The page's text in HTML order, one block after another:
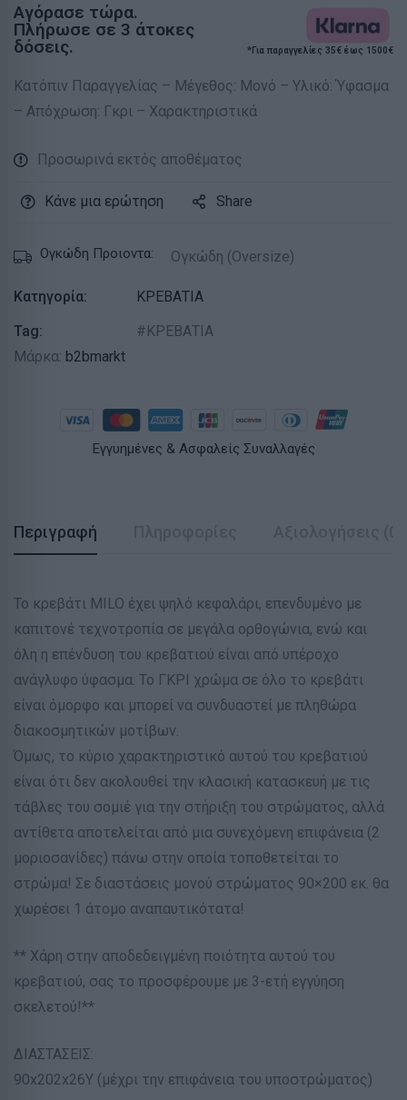
Αγόρασε τώρα.
Πλήρωσε σε 3 άτοκες
δόσεις.
*Για παραγγελίες 35€ έως 1500€
Κατόπιν Παραγγελίας – Μέγεθος: Μονό – Υλικό: Ύφασμα
– Απόχρωση: Γκρι – Χαρακτηριστικά
Προσωρινά εκτός αποθέματος
Κάνε μια ερώτηση Share
Ογκώδη Προιοντα: Ογκώδη (Oversize)
Κατηγορία:
ΚΡΕΒΑΤΙΑ
Tag:
ΚΡΕΒΑΤΙΑ
Μάρκα: b2bmarkt
Εγγυημένες & Ασφαλείς Συναλλαγές
Περιγραφή
Το κρεβάτι MILO έχει ψηλό κεφαλάρι, επενδυμένο με
καπιτονέ τεχνοτροπία σε μεγάλα ορθογώνια, ενώ και
όλη η επένδυση του κρεβατιού είναι από υπέροχο
ανάγλυφο ύφασμα. Το ΓΚΡΙ χρώμα σε όλο το κρεβάτι
είναι όμορφο και μπορεί να συνδυαστεί με πληθώρα
διακοσμητικών μοτίβων.
Όμως, το κύριο χαρακτηριστικό αυτού του κρεβατιού
είναι ότι δεν ακολουθεί την κλασική κατασκευή με τις
τάβλες του σομιέ για την στήριξη του στρώματος, αλλά
αντίθετα αποτελείται από μια συνεχόμενη επιφάνεια (2
μοριοσανίδες) πάνω στην οποία τοποθετείται το
στρώμα! Σε διαστάσεις μονού στρώματος 90×200 εκ. θα
χωρέσει 1 άτομο αναπαυτικότατα!
** Χάρη στην αποδεδειγμένη ποιότητα αυτού του
κρεβατιού, σας το προσφέρουμε με 3-ετή εγγύηση
σκελετού!**
ΔΙΑΣΤΑΣΕΙΣ:
90x202x26Υ (μέχρι την επιφάνεια του υποστρώματος)